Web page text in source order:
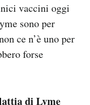
vaccini oggi
sono per
ce n’è uno per
forse
di Lyme